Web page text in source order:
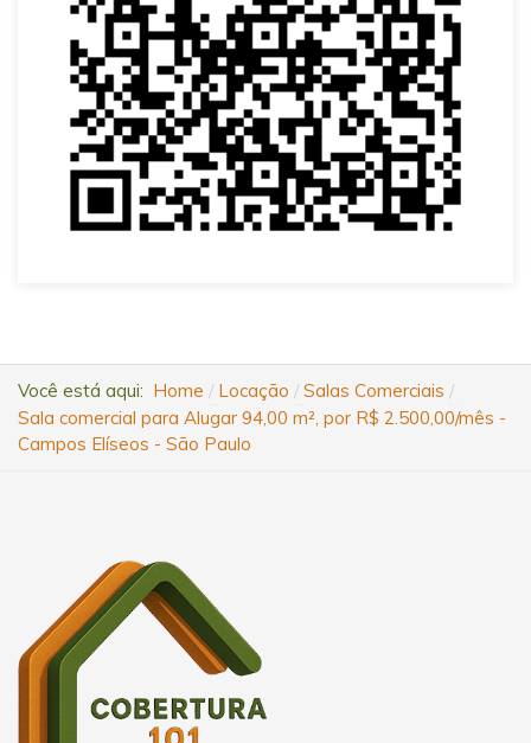
Você está aqui: Home Locação
Salas Comerciais
Sala comercial para Alugar 94,00 m², por R$ 2.500,00/mês -
Campos Elíseos - São Paulo